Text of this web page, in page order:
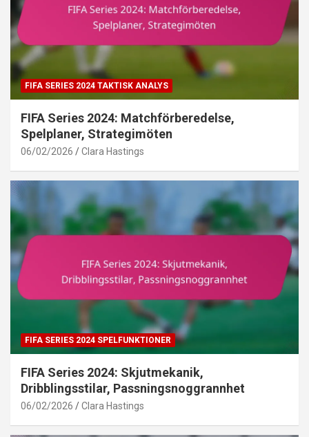
FIFA SERIES 2024 TAKTISK ANALYS
FIFA Series 2024: Matchförberedelse,
Spelplaner, Strategimöten
06/02/2026 Clara Hastings
FIFA SERIES 2024 SPELFUNKTIONER
FIFA Series 2024: Skjutmekanik,
Dribblingsstilar, Passningsnoggrannhet
06/02/2026 Clara Hastings